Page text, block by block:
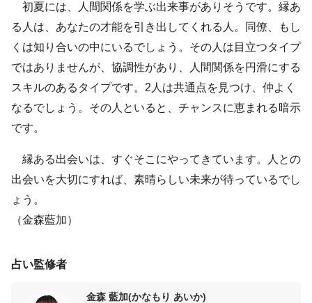
初夏には、人間関係を学ぶ出来事がありそうです。縁あ
る人は、あなたの才能を引き出してくれる人。同僚、もし
くは知り合いの中にいるでしょう。その人は目立つタイプ
ではありませんが、協調性があり、人間関係を円滑にする
スキルのあるタイプです。2人は共通点を見つけ、仲よく
なるでしょう。その人といると、チャンスに恵まれる暗示
です。
縁ある出会いは、すぐそこにやってきています。人との
出会いを大切にすれば、素晴らしい未来が待っているでし
ょう。
（金森藍加）
占い監修者
金森 藍加(かなもり あいか)